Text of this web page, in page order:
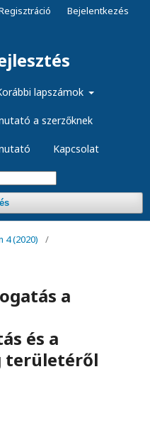
lapszámok
a szerzőknek
Kapcsolat
Bejelentkezés
4 (2020)
/
a
és a
területéről